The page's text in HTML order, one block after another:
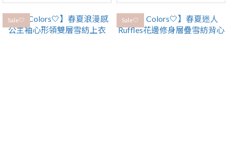
Sale🤍 Sale🤍